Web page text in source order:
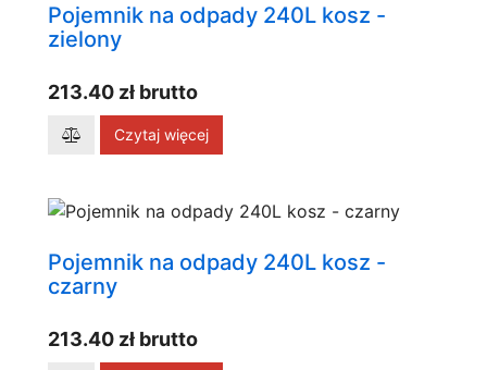
Pojemnik na odpady 240L kosz -
zielony
213.40 zł brutto
Czytaj więcej
Pojemnik na odpady 240L kosz -
czarny
213.40 zł brutto